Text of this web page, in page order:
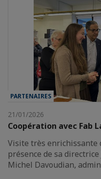
PARTENAIRES
21/01/2026
Coopération avec Fab
Visite très enrichissante
présence de sa
Michel Davoudian,